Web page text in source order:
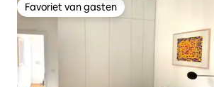
Favoriet van gasten
Favoriet van gasten